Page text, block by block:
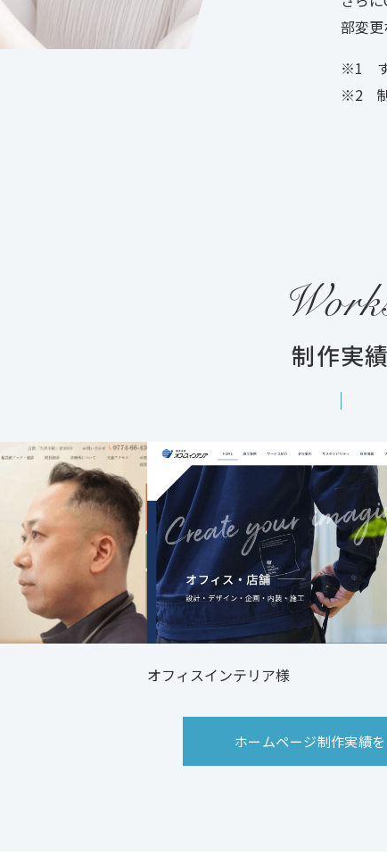
部変更
1 す
2 制
制作実績
オフィスインテリア様
ホームページ制作実績